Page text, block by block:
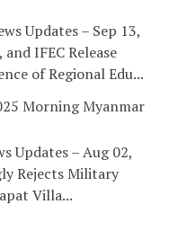
Updates – Sep 13,
IFEC Release
of Regional Edu...
Morning Myanmar
Updates – Aug 02,
Rejects Military
Villa...